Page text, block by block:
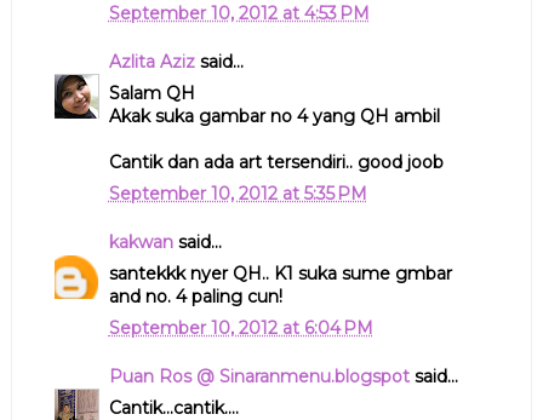
September 10, 2012 at 4:53 PM
Azlita Azizsaid...
Salam QH
Akak suka gambar no 4 yang QH ambil
Cantik dan ada art tersendiri.. good joob
September 10, 2012 at 5:35 PM
kakwansaid...
santekkk nyer QH.. K1 suka sume gmbar
and no. 4 paling cun!
September 10, 2012 at 6:04 PM
Puan Ros @ Sinaranmenu.blogspotsaid...
Cantik...cantik....